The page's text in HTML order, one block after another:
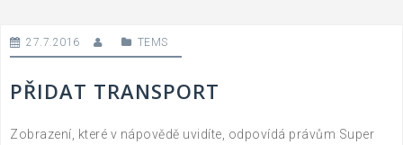
27.7.2016 TEMS
PŘIDAT TRANSPORT
Zobrazení, které v nápovědě uvidíte, odpovídá právům Super